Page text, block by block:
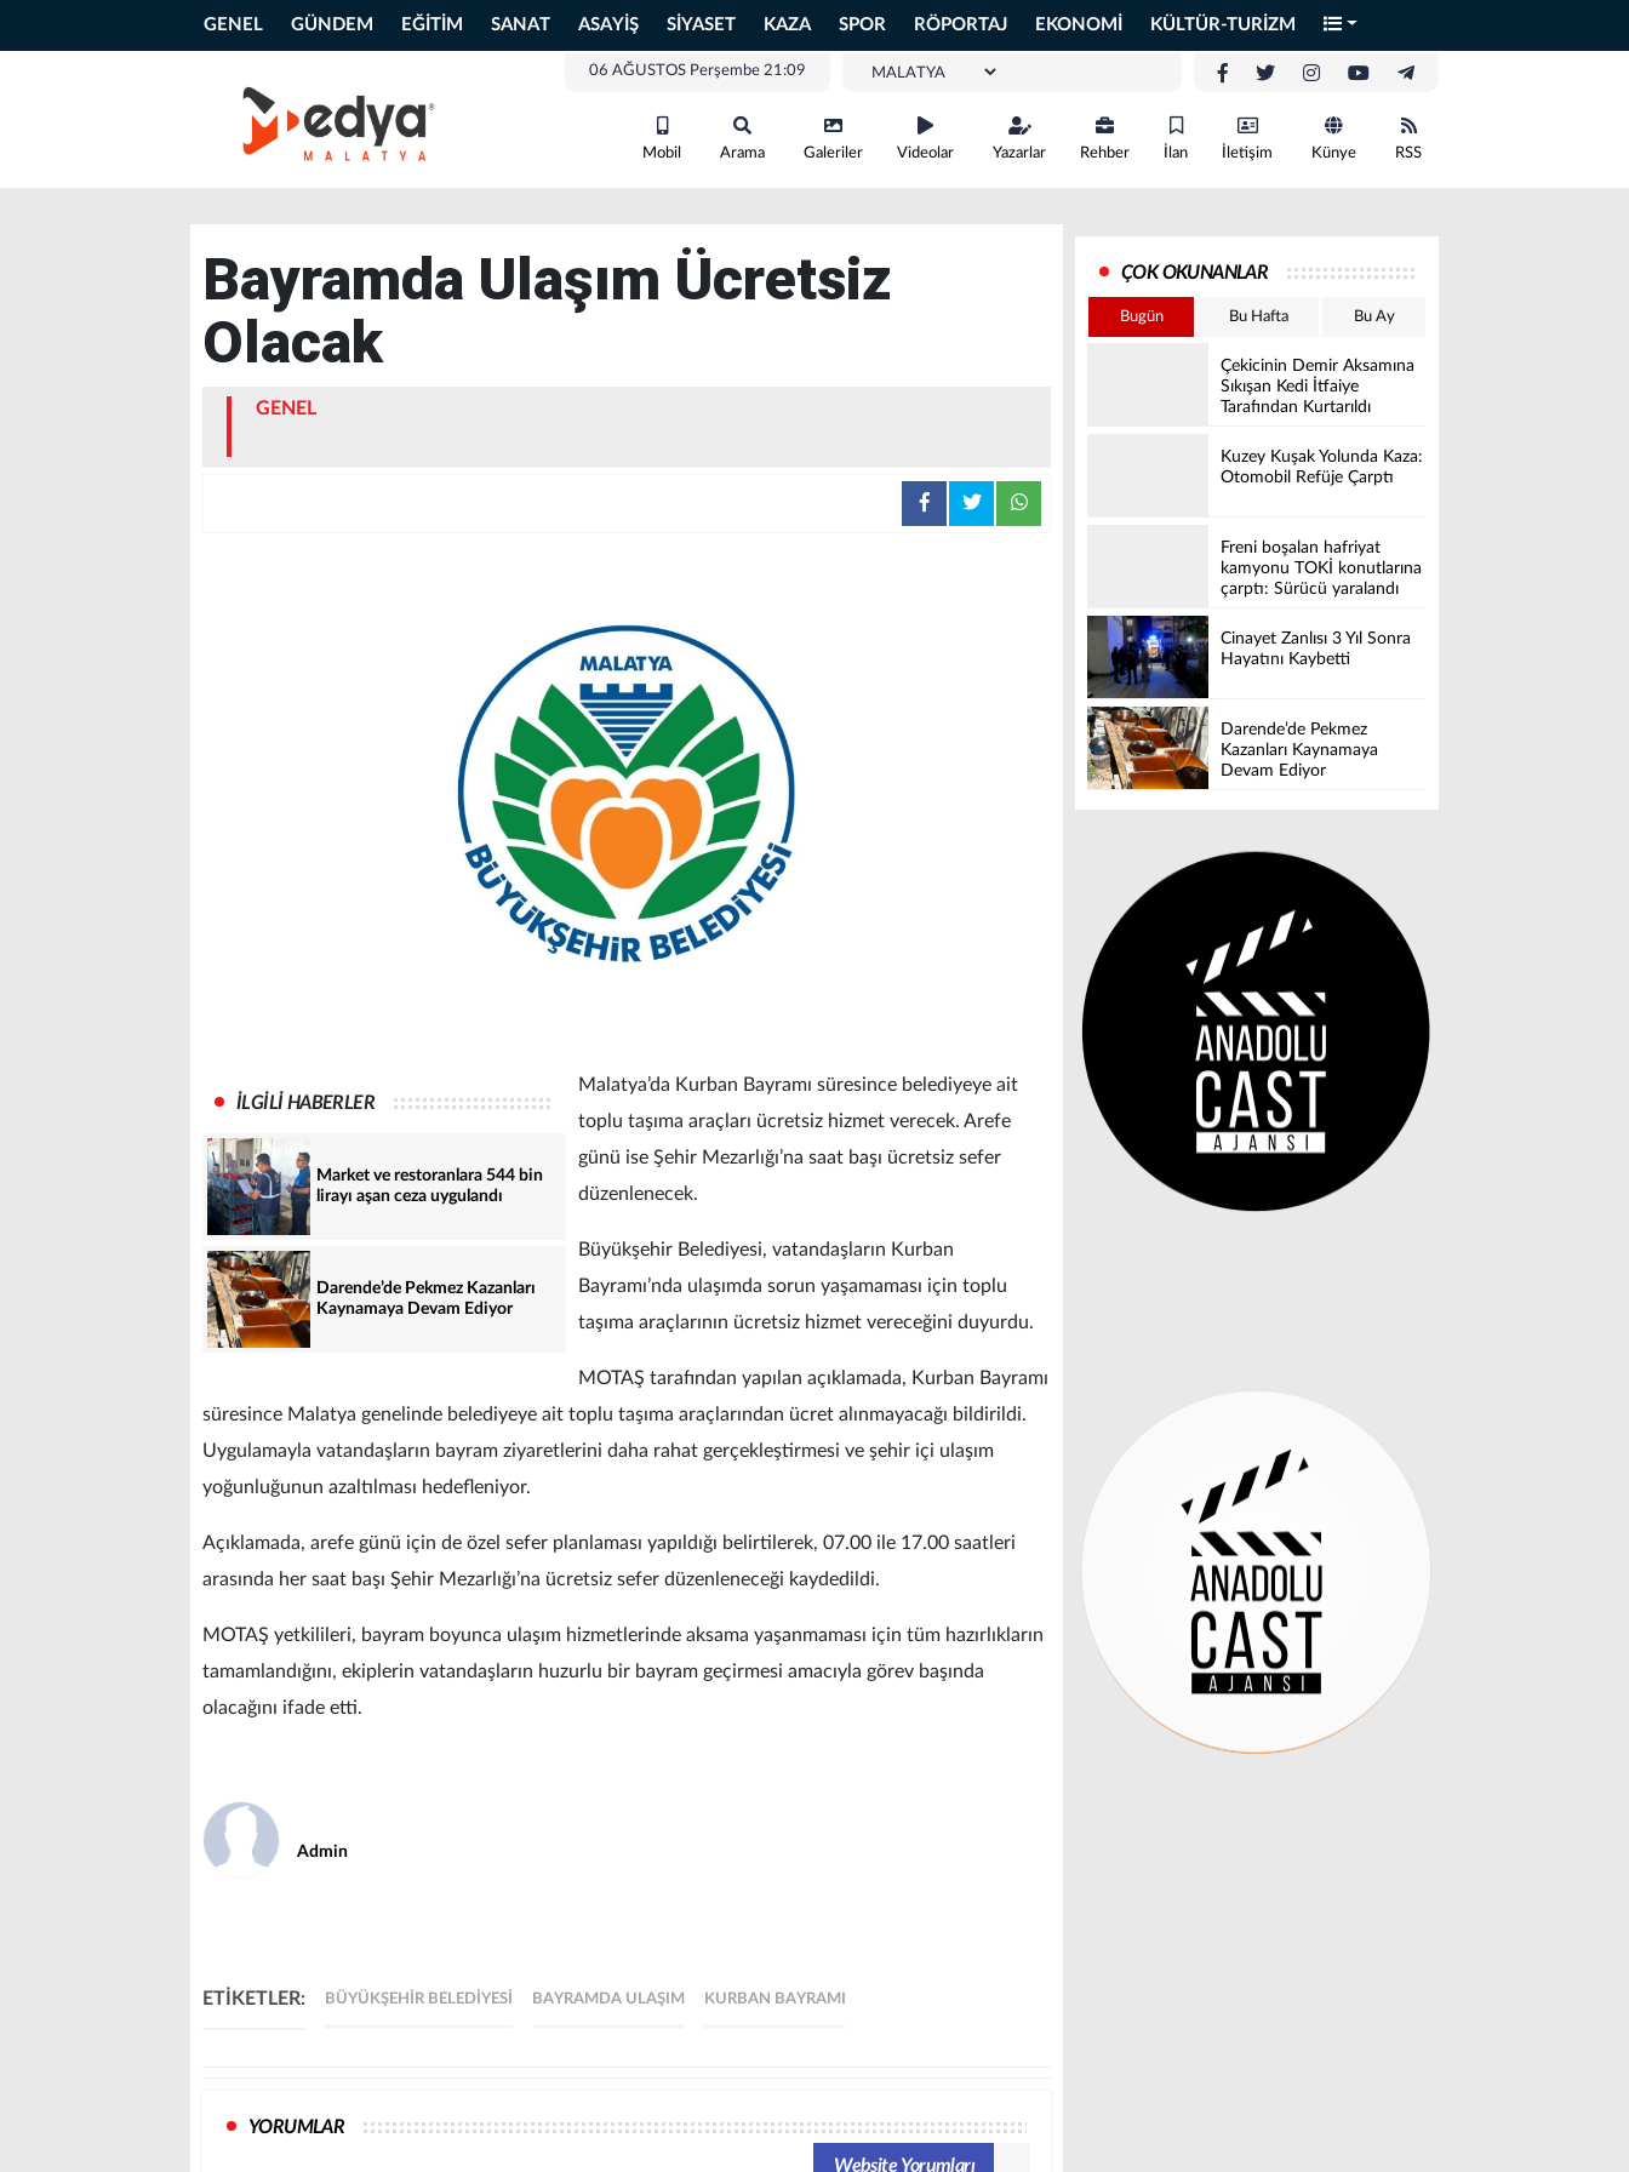
GENEL GÜNDEM EĞİTİM SANAT ASAYİŞ SİYASET KAZA SPOR RÖPORTAJ EKONOMİ KÜLTÜR-TURİZM
06 AĞUSTOS Perşembe 21:09
Mobil Arama Galeriler Videolar Yazarlar Rehber İlan İletişim Künye RSS
Bayramda Ulaşım Ücretsiz
Olacak
GENEL
İLGİLİ HABERLER
Market ve restoranlara 544 bin
lirayı aşan ceza uygulandı
Darende’de Pekmez Kazanları
Kaynamaya Devam Ediyor
Malatya’da Kurban Bayramı süresince belediyeye ait
toplu taşıma araçları ücretsiz hizmet verecek. Arefe
günü ise Şehir Mezarlığı’na saat başı ücretsiz sefer
düzenlenecek.
Büyükşehir Belediyesi, vatandaşların Kurban
Bayramı’nda ulaşımda sorun yaşamaması için toplu
taşıma araçlarının ücretsiz hizmet vereceğini duyurdu.
MOTAŞ tarafından yapılan açıklamada, Kurban Bayramı
süresince Malatya genelinde belediyeye ait toplu taşıma araçlarından ücret alınmayacağı bildirildi.
Uygulamayla vatandaşların bayram ziyaretlerini daha rahat gerçekleştirmesi ve şehir içi ulaşım
yoğunluğunun azaltılması hedefleniyor.
Açıklamada, arefe günü için de özel sefer planlaması yapıldığı belirtilerek, 07.00 ile 17.00 saatleri
arasında her saat başı Şehir Mezarlığı’na ücretsiz sefer düzenleneceği kaydedildi.
MOTAŞ yetkilileri, bayram boyunca ulaşım hizmetlerinde aksama yaşanmaması için tüm hazırlıkların
tamamlandığını, ekiplerin vatandaşların huzurlu bir bayram geçirmesi amacıyla görev başında
olacağını ifade etti.
Admin
ETİKETLER: BÜYÜKŞEHIR BELEDIYESI BAYRAMDA ULAŞIM KURBAN BAYRAMI
YORUMLAR
Website Yorumları
ÇOK OKUNANLAR
Bugün Bu Hafta Bu Ay
Çekicinin Demir Aksamına
Sıkışan Kedi İtfaiye
Tarafından Kurtarıldı
Kuzey Kuşak Yolunda Kaza:
Otomobil Refüje Çarptı
Freni boşalan hafriyat
kamyonu TOKİ konutlarına
çarptı: Sürücü yaralandı
Cinayet Zanlısı 3 Yıl Sonra
Hayatını Kaybetti
Darende’de Pekmez
Kazanları Kaynamaya
Devam Ediyor